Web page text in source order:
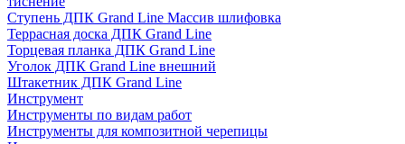
Ступень ДПК Grand Line Массив шлифовка
Террасная доска ДПК Grand Line
Торцевая планка ДПК Grand Line
Уголок ДПК Grand Line внешний
Штакетник ДПК Grand Line
Инструмент
Инструменты по видам работ
Инструменты для композитной черепицы